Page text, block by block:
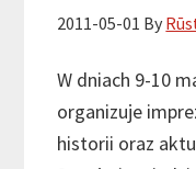
2011-05-01 By
W dniach 9-10
organizuje
historii oraz